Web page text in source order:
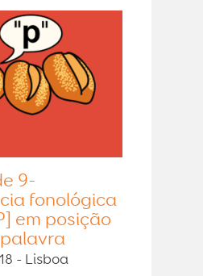
9-
fonológica
em posição
- Lisboa